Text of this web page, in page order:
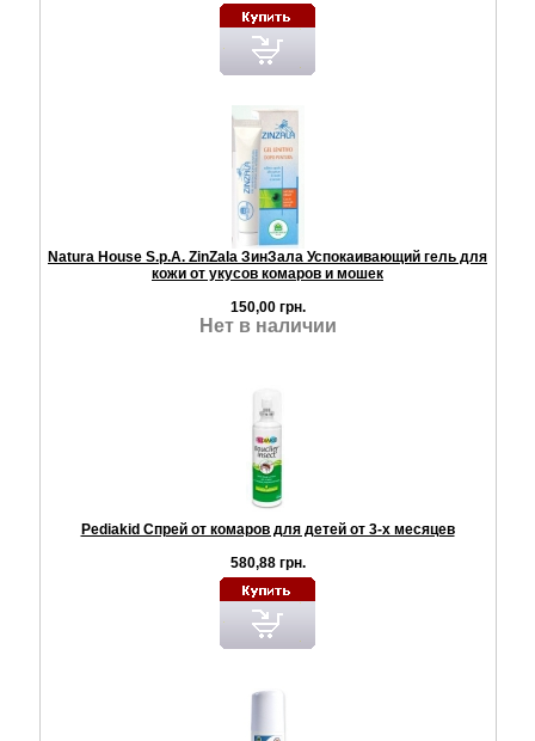
Natura House S.p.A. ZinZala ЗинЗала Успокаивающий гель для
кожи от укусов комаров и мошек
150,00 грн.
Нет в наличии
Pediakid Спрей от комаров для детей от 3-х месяцев
580,88 грн.